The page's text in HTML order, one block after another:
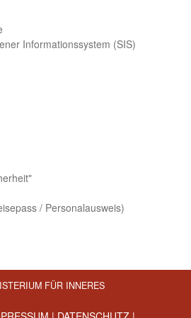
Informationssystem (SIS)
/ Personal­ausweis)
FÜR INNERES